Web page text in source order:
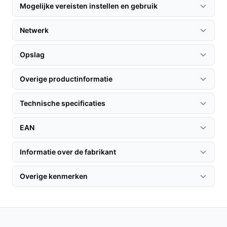
je huis, bij voorkeur met een goed zicht op de ruimtes
die je wilt bewaken.
2. Gebruik de meegeleverde muurbeugel voor een
stevige bevestiging.
3. Download de Gologi App en volg de instructies voor
een eenvoudige verbinding met je wifi-netwerk.
Specificaties in mensentaal
2K 3MP resolutie: Dit betekent dat je beelden van
hoge kwaliteit ontvangt, wat essentieel is voor een
goede identificatie.
PTZ-functie: Met de pan-tilt-zoom functionaliteit
kun je de camera op afstand bedienen voor een
breder gezichtsveld.
Mogelijke vereisten instellen en gebruik
Netwerk
Opslag
Overige productinformatie
Technische specificaties
EAN
Informatie over de fabrikant
Overige kenmerken